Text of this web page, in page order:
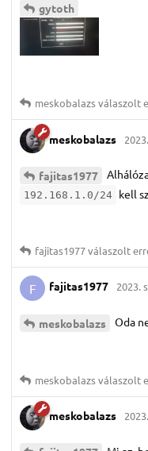
gytoth
meskobalazsválaszolt
meskobalazs
fajitas1977
192.168.1.0/24 kell
fajitas1977válaszolt
F fajitas1977 2023.
meskobalazs Oda
meskobalazsválaszolt
meskobalazs